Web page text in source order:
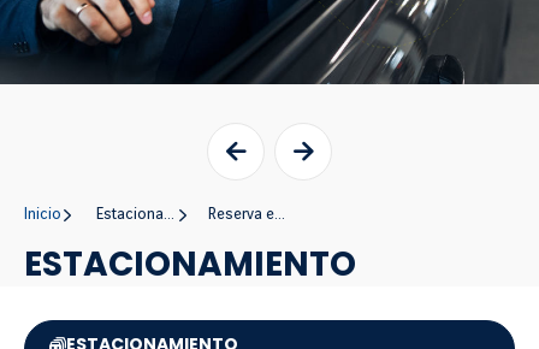
Inicio Estacionamiento y transporte Reserva estacionamiento
ESTACIONAMIENTO
ESTACIONAMIENTO